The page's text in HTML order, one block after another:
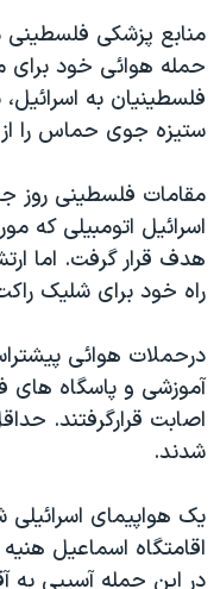
صفحه
اصلی
جهش
جستجو
ورزشی
گزیده‌ها
ویدیوها
فرهنگ و زندگی
حقوق شهروندی
علم و فناوری
اسرائیل در جنگ
گالری عکس
صفحه‌های ویژه
جام جهانی ۲۰۲۶
عملیات خشم حماسی
بایگانی برنامه‌های
مستندها
انتخابات ریاست جمهوری
رمز مهسا
ورزش زنان در ایران
اعتراضات زن، زندگی،
تریبونال مردمی آبان ۹۸
دادگاه حمید نوری
فرکانس‌های صدای
پخش رادیویی
دنبال کنید
زبانهای مختلف
منابع پزشکی فلسطينی
حمله هوائی خود
فلسطينيان به
ستيزه جوی حماس را از
مقامات فلسطينی روز
اسرائيل اتومبيلی که
هدف قرار گرفت. اما
راه خود برای شليک
درحملات هوائی
آموزشی و پاسگاه های
شدند.
يک هواپيمای
اقامتگاه اسماعيل
در اين حمله آسيبی به